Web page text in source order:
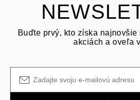
Buďte prvý, kto získa najnovšie
akciách a oveľa